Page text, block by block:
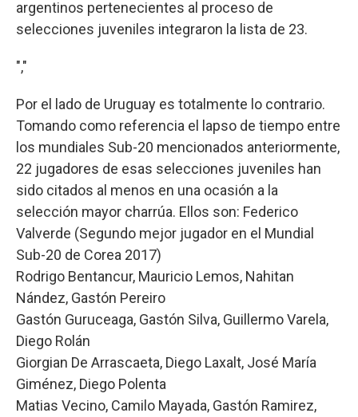
argentinos pertenecientes al proceso de
selecciones juveniles integraron la lista de 23.
","
Por el lado de Uruguay es totalmente lo contrario.
Tomando como referencia el lapso de tiempo entre
los mundiales Sub-20 mencionados anteriormente,
22 jugadores de esas selecciones juveniles han
sido citados al menos en una ocasión a la
selección mayor charrúa. Ellos son: Federico
Valverde (Segundo mejor jugador en el Mundial
Sub-20 de Corea 2017)
Rodrigo Bentancur, Mauricio Lemos, Nahitan
Nández, Gastón Pereiro
Gastón Guruceaga, Gastón Silva, Guillermo Varela,
Diego Rolán
Giorgian De Arrascaeta, Diego Laxalt, José María
Giménez, Diego Polenta
Matias Vecino, Camilo Mayada, Gastón Ramirez,